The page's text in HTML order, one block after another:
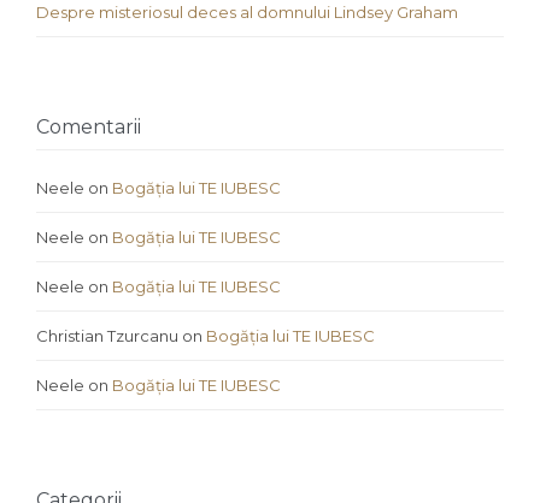
Despre misteriosul deces al domnului Lindsey Graham
Comentarii
Neele on Bogăția lui TE IUBESC
Neele on Bogăția lui TE IUBESC
Neele on Bogăția lui TE IUBESC
Christian Tzurcanu on Bogăția lui TE IUBESC
Neele on Bogăția lui TE IUBESC